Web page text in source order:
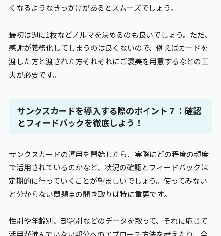
くなるようなきっかけがあるとスムーズでしょう。
最初は週に1枚などノルマを決めるのも良いでしょう。ただ、
感謝が義務化してしまうのは良くないので、例えばカードを
渡した方と渡された方それぞれにご褒美を用意するなどの工
夫が必要です。
サンクスカードを導入する際のポイント７：確認
とフィードバックを徹底しよう！
サンクスカードの運用を開始したら、実際にどの程度の頻度
で活用されているのかなど、状況の確認とフィードバックは
定期的に行っていくことが望ましいでしょう。使ってみない
と分からない問題点の聞き取りは特に重要です。
性別や年齢別、部署別などのデータを取って、それに応じて
活用が進んでいない部分へのアプローチ方法を考えたり、全